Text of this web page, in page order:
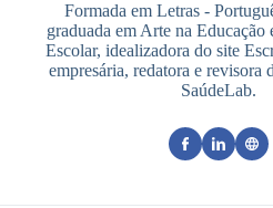
Formada em Letras -
graduada em Arte na Educação
Escolar, idealizadora do site
empresária, redatora e revisora
SaúdeLab.